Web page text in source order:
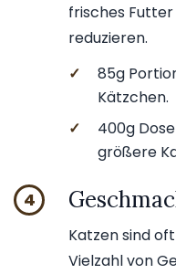
frisches
reduzieren.
✓
85g
Kätzchen.
✓
400g
größere
4
Katzen sind
Vielzahl von